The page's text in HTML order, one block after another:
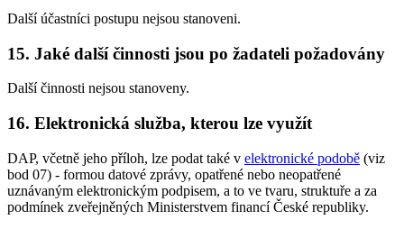
Další účastníci postupu nejsou stanoveni.
15. Jaké další činnosti jsou po žadateli požadovány
Další činnosti nejsou stanoveny.
16. Elektronická služba, kterou lze využít
DAP, včetně jeho příloh, lze podat také v elektronické podobě (viz
bod 07) - formou datové zprávy, opatřené nebo neopatřené
uznávaným elektronickým podpisem, a to ve tvaru, struktuře a za
podmínek zveřejněných Ministerstvem financí České republiky.